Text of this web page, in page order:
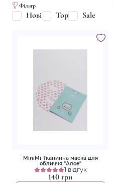
Фільтр
Нові Top Sale
MiniMi Тканинна маска для
обличчя "Алое"
1 відгук
140 грн